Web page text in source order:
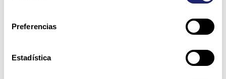
Preferencias
Estadística
Save my name, email, and website in this browser for